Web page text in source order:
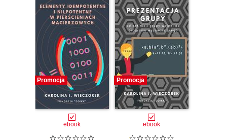
Promocja
ebook
Promocja
ebook